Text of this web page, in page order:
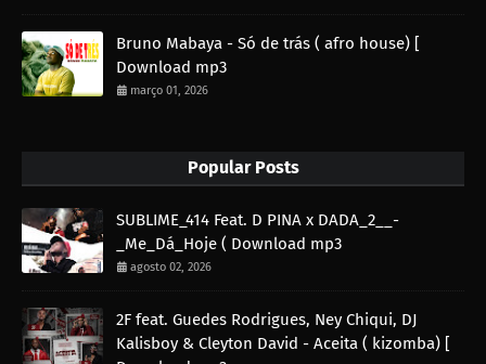
Bruno Mabaya - Só de trás ( afro house) [
Download mp3
março 01, 2026
Popular Posts
SUBLIME_414 Feat. D PINA x DADA_2__-
_Me_Dá_Hoje ( Download mp3
agosto 02, 2026
2F feat. Guedes Rodrigues, Ney Chiqui, DJ
Kalisboy & Cleyton David - Aceita ( kizomba) [